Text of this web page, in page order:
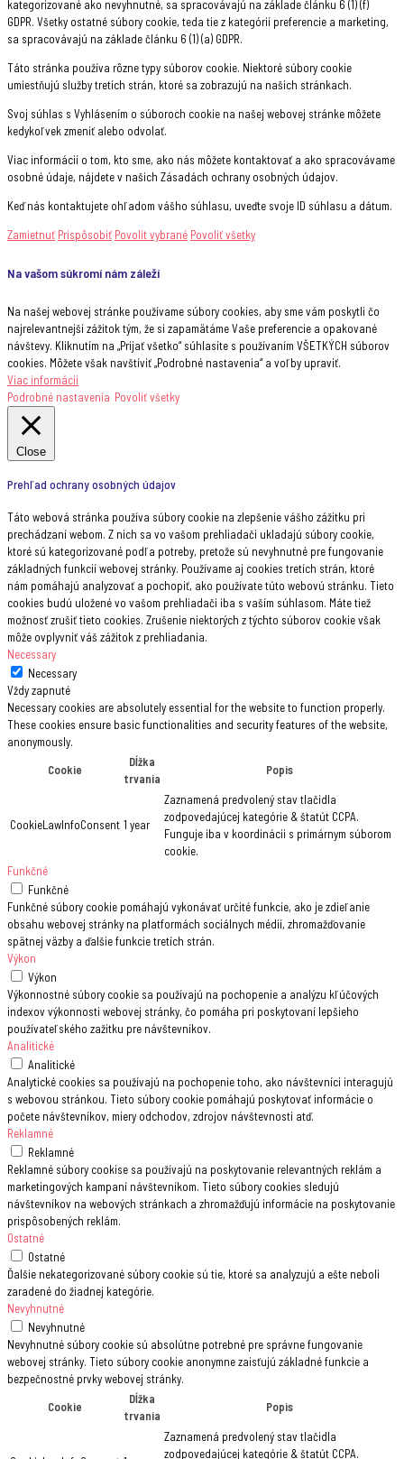
kategorizované ako nevyhnutné, sa spracovávajú na základe článku 6 (1) (f)
GDPR. Všetky ostatné súbory cookie, teda tie z kategórií preferencie a marketing,
sa spracovávajú na základe článku 6 (1) (a) GDPR.
Táto stránka používa rôzne typy súborov cookie. Niektoré súbory cookie
umiestňujú služby tretích strán, ktoré sa zobrazujú na našich stránkach.
Svoj súhlas s Vyhlásením o súboroch cookie na našej webovej stránke môžete
kedykoľvek zmeniť alebo odvolať.
Viac informácií o tom, kto sme, ako nás môžete kontaktovať a ako spracovávame
osobné údaje, nájdete v našich Zásadách ochrany osobných údajov.
Keď nás kontaktujete ohľadom vášho súhlasu, uveďte svoje ID súhlasu a dátum.
Zamietnuť Prispôsobiť Povolit vybrané Povoliť všetky
Na vašom súkromí nám záleží
Na našej webovej stránke používame súbory cookies, aby sme vám poskytli čo
najrelevantnejší zážitok tým, že si zapamätáme Vaše preferencie a opakované
návštevy. Kliknutím na „Prijať všetko“ súhlasíte s používaním VŠETKÝCH súborov
cookies. Môžete však navštíviť „Podrobné nastavenia“ a voľby upraviť.
Viac informácii
Podrobné nastavenia Povoliť všetky
Close
Prehľad ochrany osobných údajov
Táto webová stránka používa súbory cookie na zlepšenie vášho zážitku pri
prechádzaní webom. Z nich sa vo vašom prehliadači ukladajú súbory cookie,
ktoré sú kategorizované podľa potreby, pretože sú nevyhnutné pre fungovanie
základných funkcií webovej stránky. Používame aj cookies tretích strán, ktoré
nám pomáhajú analyzovať a pochopiť, ako používate túto webovú stránku. Tieto
cookies budú uložené vo vašom prehliadači iba s vaším súhlasom. Máte tiež
možnosť zrušiť tieto cookies. Zrušenie niektorých z týchto súborov cookie však
môže ovplyvniť váš zážitok z prehliadania.
Necessary
Necessary
Vždy zapnuté
Necessary cookies are absolutely essential for the website to function properly.
These cookies ensure basic functionalities and security features of the website,
anonymously.
Cookie
Dĺžka
trvania
Popis
CookieLawInfoConsent 1 year
Zaznamená predvolený stav tlačidla
zodpovedajúcej kategórie & štatút CCPA.
Funguje iba v koordinácii s primárnym súborom
cookie.
Funkčné
Funkčné
Funkčné súbory cookie pomáhajú vykonávať určité funkcie, ako je zdieľanie
obsahu webovej stránky na platformách sociálnych médií, zhromažďovanie
spätnej väzby a ďalšie funkcie tretích strán.
Výkon
Výkon
Výkonnostné súbory cookie sa používajú na pochopenie a analýzu kľúčových
indexov výkonnosti webovej stránky, čo pomáha pri poskytovaní lepšieho
používateľského zažitku pre návštevníkov.
Analitické
Analitické
Analytické cookies sa používajú na pochopenie toho, ako návštevníci interagujú
s webovou stránkou. Tieto súbory cookie pomáhajú poskytovať informácie o
počete návštevníkov, miery odchodov, zdrojov návštevnosti atď.
Reklamné
Reklamné
Reklamné súbory cookise sa používajú na poskytovanie relevantných reklám a
marketingových kampaní návštevníkom. Tieto súbory cookies sledujú
návštevníkov na webových stránkach a zhromažďujú informácie na poskytovanie
prispôsobených reklám.
Ostatné
Ostatné
Ďalšie nekategorizované súbory cookie sú tie, ktoré sa analyzujú a ešte neboli
zaradené do žiadnej kategórie.
Nevyhnutné
Nevyhnutné
Nevyhnutné súbory cookie sú absolútne potrebné pre správne fungovanie
webovej stránky. Tieto súbory cookie anonymne zaisťujú základné funkcie a
bezpečnostné prvky webovej stránky.
Cookie
Dĺžka
trvania
Popis
Zaznamená predvolený stav tlačidla
zodpovedajúcej kategórie & štatút CCPA.